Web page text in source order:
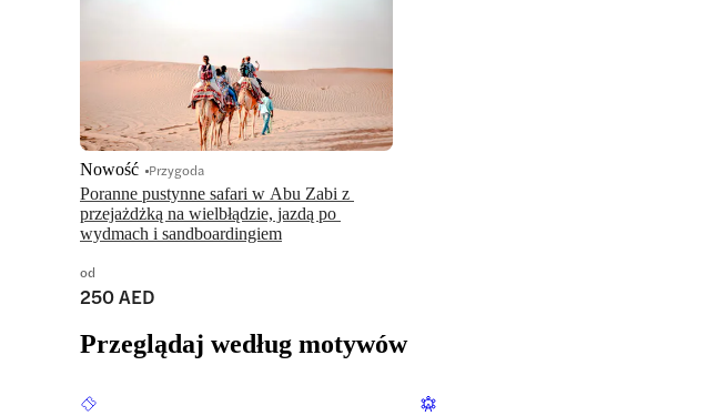
Poranne pustynne safari w Abu Zabi z
przejażdżką na wielbłądzie, jazdą po
wydmach i sandboardingiem
Nowość Przygoda
od
250 AED
Przeglądaj według motywów